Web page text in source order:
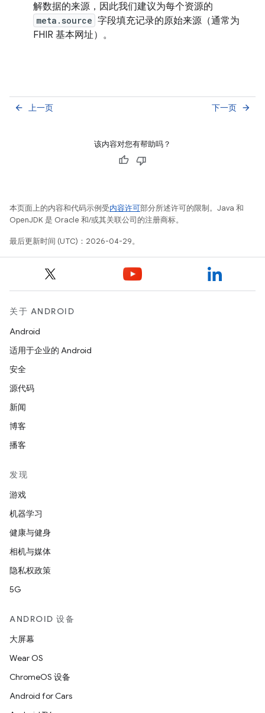
解数据的来源，因此我们建议为每个资源的
meta.source 字段填充记录的原始来源（通常为
FHIR 基本网址）。
上一页
arrow_back 下一页 arrow_forward
该内容对您有帮助吗？
本页面上的内容和代码示例受内容许可部分所述许可的限制。Java 和
OpenJDK 是 Oracle 和/或其关联公司的注册商标。
最后更新时间 (UTC)：2026-04-29。
关于 ANDROID
Android
适用于企业的 Android
安全
源代码
新闻
博客
播客
发现
游戏
机器学习
健康与健身
相机与媒体
隐私权政策
5G
ANDROID 设备
大屏幕
Wear OS
ChromeOS 设备
Android for Cars